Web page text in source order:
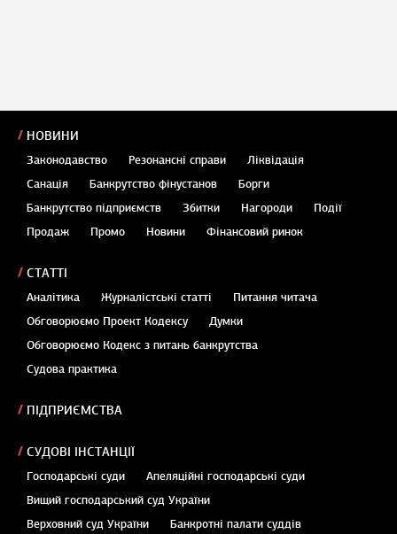
НОВИНИ
Законодавство Резонансні справи
Ліквідація
Санація
Банкрутство фінустанов
Борги
Банкрутство підприємств
Збитки Нагороди
Події
Продаж
Промо Новини Фінансовий ринок
СТАТТІ
Аналітика Журналістські статті
Питання читача
Обговорюємо Проект Кодексу
Думки
Обговорюємо Кодекс з питань банкрутства
Судова практика
ПІДПРИЄМСТВА
СУДОВІ ІНСТАНЦІЇ
Господарські суди
Апеляційні господарські суди
Вищий господарський суд України
Верховний суд України
Банкротні палати суддів